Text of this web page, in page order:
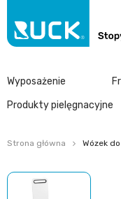
Wyposażenie
Produkty pielęgnacyjne
Strona główna Wózek